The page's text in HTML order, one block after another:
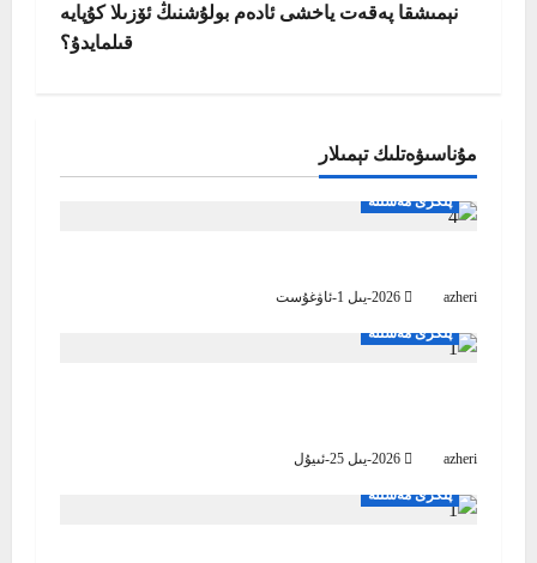
a
v
i
g
i
نېمىشقا پەقەت ياخشى ئادەم بولۇشنىڭ ئۆزىلا كۇپايە
قىلمايدۇ؟
مۇناسىۋەتلىك تېمىلار
پىكرى مەسىلە
azheri
پىكرى مەسىلە
azheri
پىكرى مەسىلە